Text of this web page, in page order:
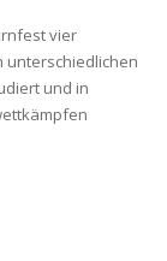
vier
unterschiedlichen
und in